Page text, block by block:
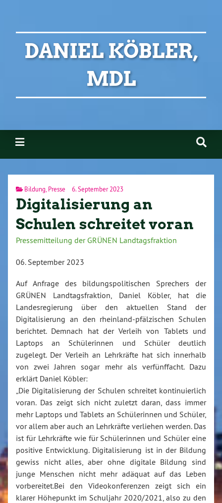
DANIEL KÖBLER,
MDL
Bildung,Presse 6. September 2023
Digitalisierung an
Schulen schreitet voran
Pressemitteilung der GRÜNEN Landtagsfraktion
06. September 2023
Auf Anfrage des bildungspolitischen Sprechers der
GRÜNEN Landtagsfraktion, Daniel Köbler, hat die
Landesregierung über den aktuellen Stand der
Digitalisierung an den rheinland-pfälzischen Schulen
berichtet. Demnach hat der Verleih von Tablets und
Laptops an Schülerinnen und Schüler deutlich
zugelegt. Der Verleih an Lehrkräfte hat sich innerhalb
von zwei Jahren sogar mehr als verfünffacht. Dazu
erklärt Daniel Köbler:
„Die Digitalisierung der Schulen schreitet kontinuierlich
voran. Das zeigt sich nicht zuletzt daran, dass immer
mehr Laptops und Tablets an Schülerinnen und Schüler,
vor allem aber auch an Lehrkräfte verliehen werden. Das
ist für Lehrkräfte wie für Schülerinnen und Schüler eine
positive Entwicklung. Digitalisierung ist in der Bildung
gewiss nicht alles, aber ohne digitale Bildung sind
junge Menschen nicht mehr adäquat auf das Leben
vorbereitet.Bei den Videokonferenzen zeigt sich ein
klarer Höhepunkt im Schuljahr 2020/2021, also zu den